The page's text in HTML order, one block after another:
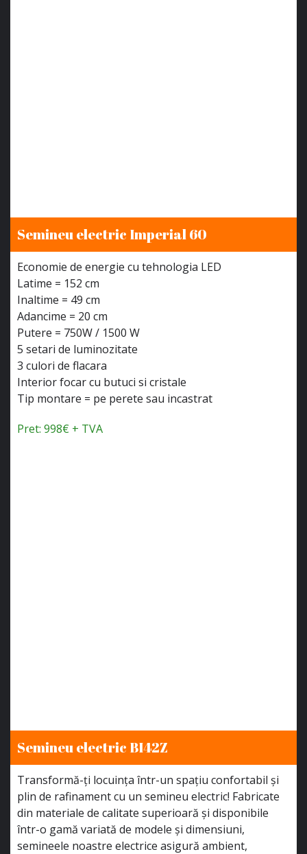
Semineu electric Imperial 60
Economie de energie cu tehnologia LED
Latime = 152 cm
Inaltime = 49 cm
Adancime = 20 cm
Putere = 750W / 1500 W
5 setari de luminozitate
3 culori de flacara
Interior focar cu butuci si cristale
Tip montare = pe perete sau incastrat
Pret: 998€ + TVA
Semineu electric BI42Z
Transformă-ți locuința într-un spațiu confortabil și
plin de rafinament cu un semineu electric! Fabricate
din materiale de calitate superioară și disponibile
într-o gamă variată de modele și dimensiuni,
semineele noastre electrice asigură ambient,